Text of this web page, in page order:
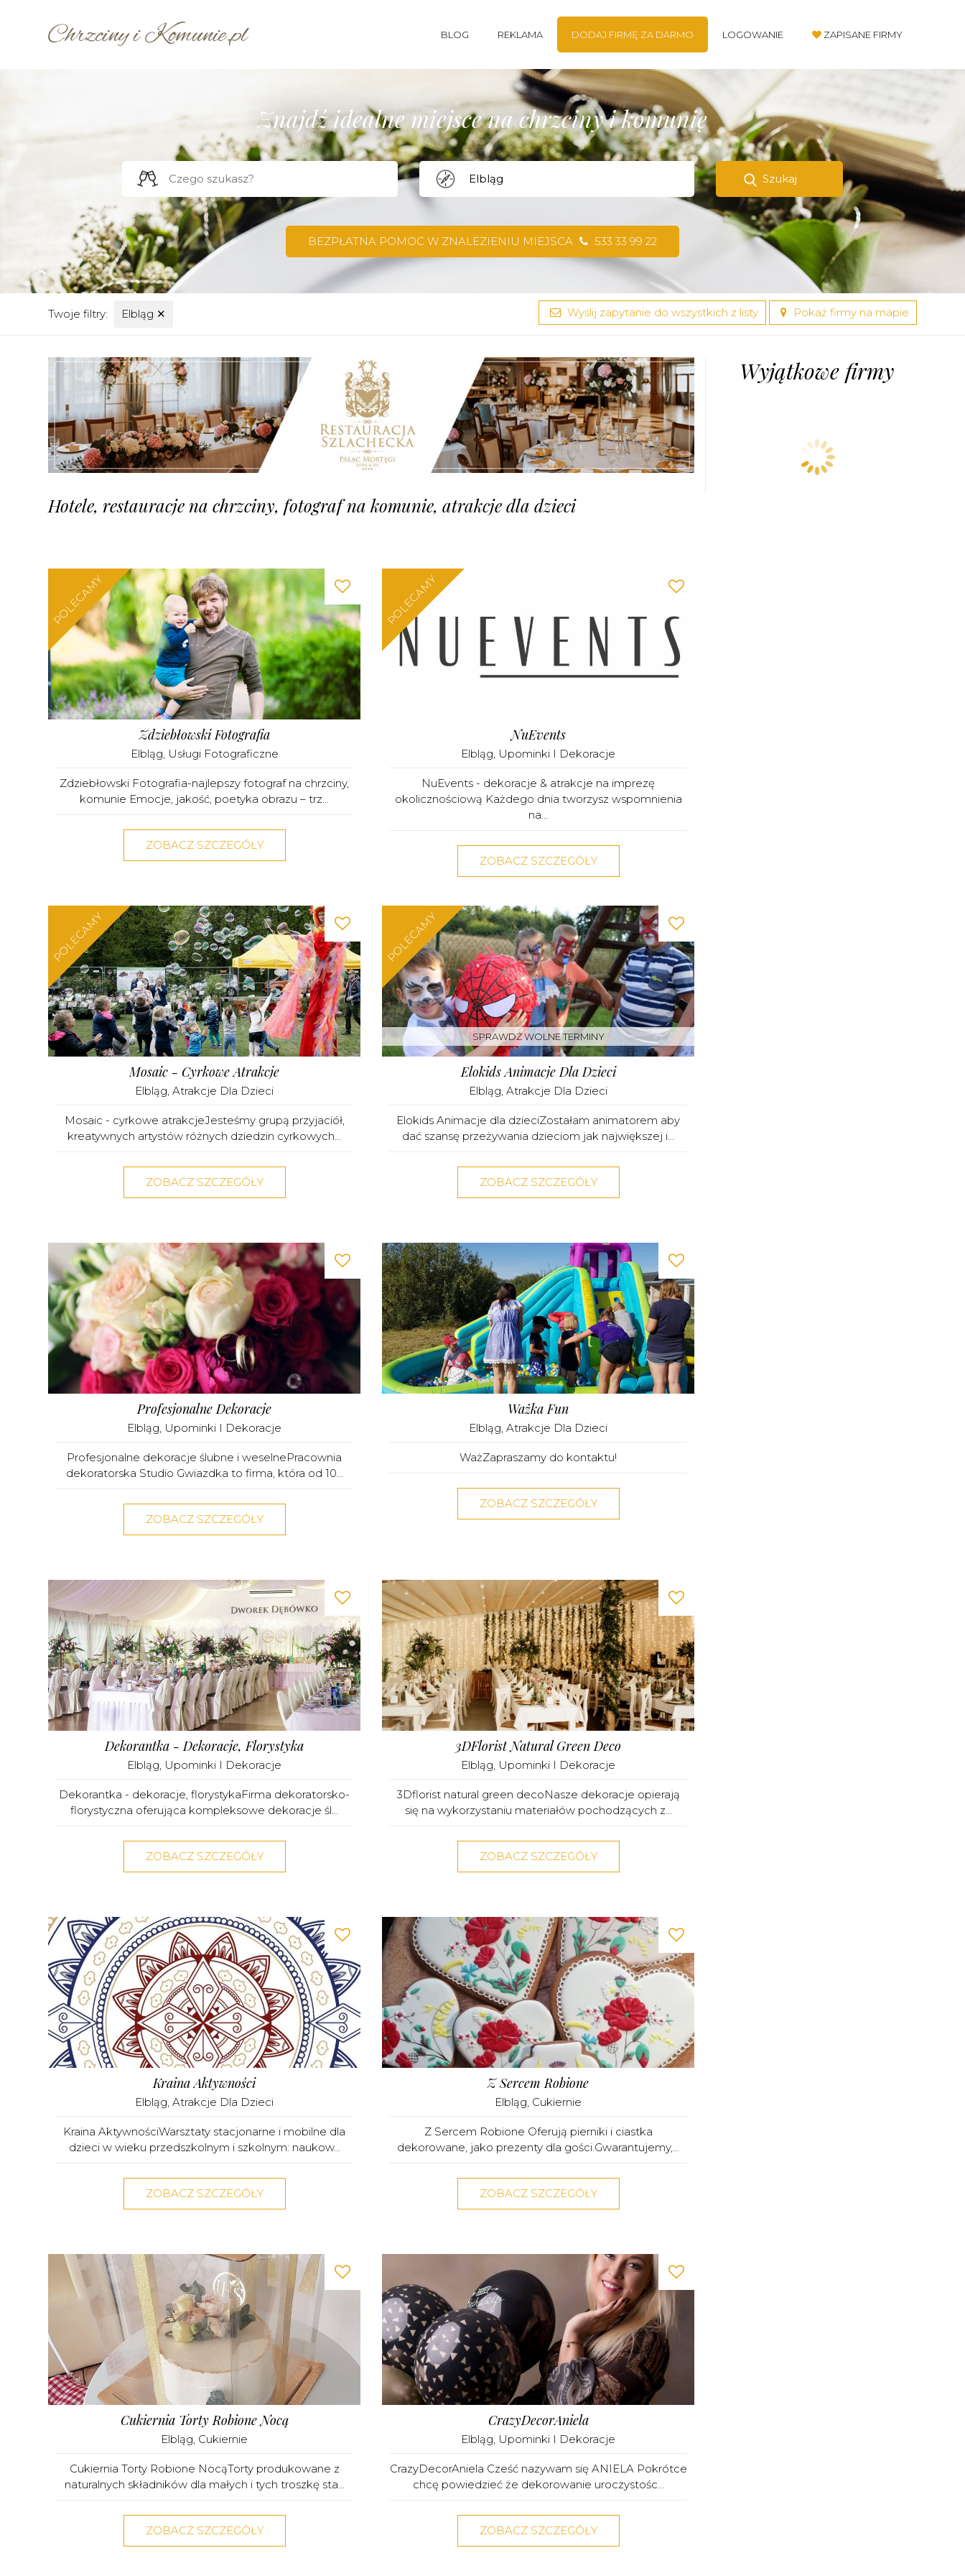
BLOG REKLAMA DODAJ FIRMĘ ZA DARMO LOGOWANIE ZAPISANE FIRMY
Znajdź idealne miejsce na chrzciny i komunię
Szukaj
BEZPŁATNA POMOC W ZNALEZIENIU MIEJSCA 533 33 99 22
Twoje filtry: Elbląg ✕ Wyślij zapytanie do wszystkich z listy Pokaż firmy na mapie
Hotele, restauracje na chrzciny, fotograf na komunie, atrakcje dla dzieci
POLECAMY
Zdziebłowski Fotografia
Elbląg Usługi Fotograficzne
Zdziebłowski Fotografia-najlepszy fotograf na chrzciny,
komunie Emocje, jakość, poetyka obrazu – trz...
ZOBACZ SZCZEGÓŁY
POLECAMY
NuEvents
Elbląg Upominki I Dekoracje
NuEvents - dekoracje & atrakcje na imprezę
okolicznościową Każdego dnia tworzysz wspomnienia
na...
ZOBACZ SZCZEGÓŁY
POLECAMY
Mosaic - Cyrkowe Atrakcje
Elbląg Atrakcje Dla Dzieci
Mosaic - cyrkowe atrakcjeJesteśmy grupą przyjaciół,
kreatywnych artystów różnych dziedzin cyrkowych...
ZOBACZ SZCZEGÓŁY
POLECAMY
SPRAWDŹ WOLNE TERMINY
Elokids Animacje Dla Dzieci
Elbląg Atrakcje Dla Dzieci
Elokids Animacje dla dzieciZostałam animatorem aby
dać szansę przeżywania dzieciom jak największej i...
ZOBACZ SZCZEGÓŁY
Profesjonalne Dekoracje
Elbląg Upominki I Dekoracje
Profesjonalne dekoracje ślubne i weselnePracownia
dekoratorska Studio Gwiazdka to firma, która od 10...
ZOBACZ SZCZEGÓŁY
Ważka Fun
Elbląg Atrakcje Dla Dzieci
WażZapraszamy do kontaktu!
ZOBACZ SZCZEGÓŁY
Dekorantka - Dekoracje, Florystyka
Elbląg Upominki I Dekoracje
Dekorantka - dekoracje, florystykaFirma dekoratorsko-
florystyczna oferująca kompleksowe dekoracje śl...
ZOBACZ SZCZEGÓŁY
3DFlorist Natural Green Deco
Elbląg Upominki I Dekoracje
3Dflorist natural green decoNasze dekoracje opierają
się na wykorzystaniu materiałów pochodzących z...
ZOBACZ SZCZEGÓŁY
Kraina Aktywności
Elbląg Atrakcje Dla Dzieci
Kraina AktywnościWarsztaty stacjonarne i mobilne dla
dzieci w wieku przedszkolnym i szkolnym: naukow...
ZOBACZ SZCZEGÓŁY
Z Sercem Robione
Elbląg Cukiernie
Z Sercem Robione Oferują pierniki i ciastka
dekorowane, jako prezenty dla gości.Gwarantujemy,...
ZOBACZ SZCZEGÓŁY
Cukiernia Torty Robione Nocą
Elbląg Cukiernie
Cukiernia Torty Robione NocąTorty produkowane z
naturalnych składników dla małych i tych troszkę sta...
ZOBACZ SZCZEGÓŁY
CrazyDecorAniela
Elbląg Upominki I Dekoracje
CrazyDecorAniela Cześć nazywam się ANIELA Pokrótce
chcę powiedzieć że dekorowanie uroczystośc...
ZOBACZ SZCZEGÓŁY
Wyjątkowe firmy